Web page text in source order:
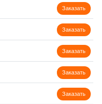
Заказать
Заказать
Заказать
Заказать
Заказать